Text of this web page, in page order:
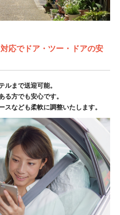
応でドア・ツー・ドアの安
ルまで送迎可能。
る方でも安心です。
なども柔軟に調整いたします。